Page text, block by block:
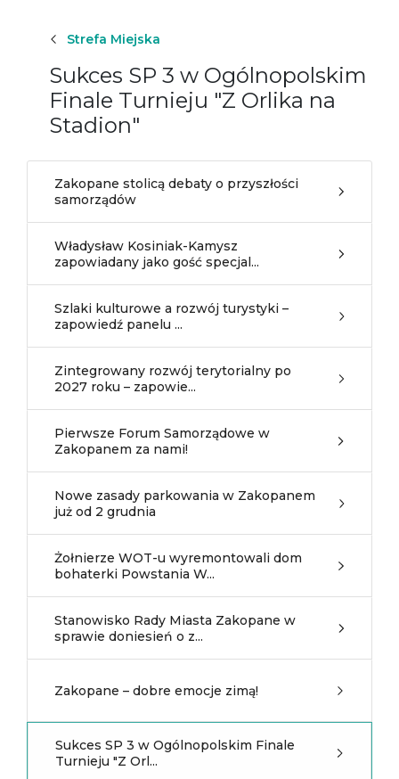
Strefa Miejska
Sukces SP 3 w Ogólnopolskim
Finale Turnieju "Z Orlika na
Stadion"
Zakopane stolicą debaty o przyszłości
samorządów
Władysław Kosiniak-Kamysz
zapowiadany jako gość specjal...
Szlaki kulturowe a rozwój turystyki –
zapowiedź panelu ...
Zintegrowany rozwój terytorialny po
2027 roku – zapowie...
Pierwsze Forum Samorządowe w
Zakopanem za nami!
Nowe zasady parkowania w Zakopanem
już od 2 grudnia
Żołnierze WOT-u wyremontowali dom
bohaterki Powstania W...
Stanowisko Rady Miasta Zakopane w
sprawie doniesień o z...
Zakopane – dobre emocje zimą!
Sukces SP 3 w Ogólnopolskim Finale
Turnieju "Z Orl...